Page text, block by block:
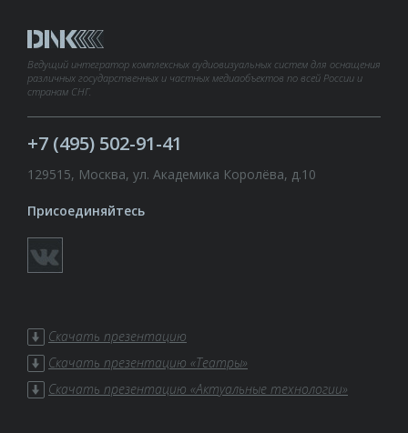
Ведущий интегратор комплексных аудиовизуальных систем для оснащения
различных государственных и частных медиаобъектов по всей России и
странам СНГ.
+7 (495) 502-91-41
129515, Москва, ул. Академика Королёва, д.10
Присоединяйтесь
Скачать презентацию
Скачать презентацию «Театры»
Скачать презентацию «Актуальные технологии»